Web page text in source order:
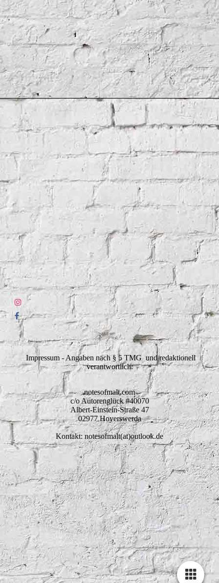
Impressum - Angaben nach § 5 TMG und redaktionell
verantwortlich:
notesofmalt.com
c/o Autorenglück #40070
Albert-Einstein-Straße 47
02977 Hoyerswerda
Kontakt: notesofmalt(at)outlook.de